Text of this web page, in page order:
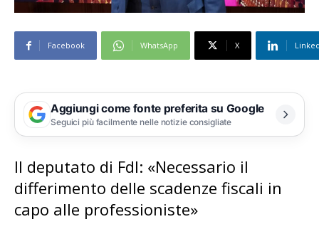
Facebook WhatsApp X
Aggiungi come fonte preferita su Google
Seguici più facilmente nelle notizie consigliate
Il deputato di FdI: «Necessario il
differimento delle scadenze fiscali in
capo alle professioniste»